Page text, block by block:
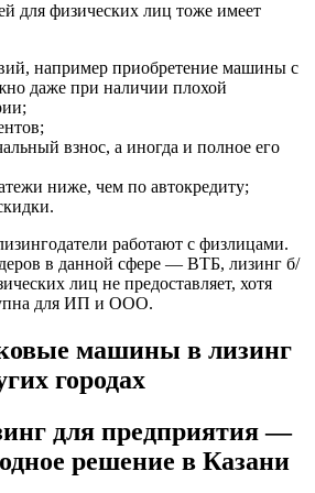
для физических лиц тоже имеет
например приобретение машины с
даже при наличии плохой
взнос, а иногда и полное его
ниже, чем по автокредиту;
работают с физлицами.
в данной сфере — ВТБ, лизинг б/
лиц не предоставляет, хотя
для ИП и ООО.
машины в лизинг
городах
для предприятия —
решение в Казани